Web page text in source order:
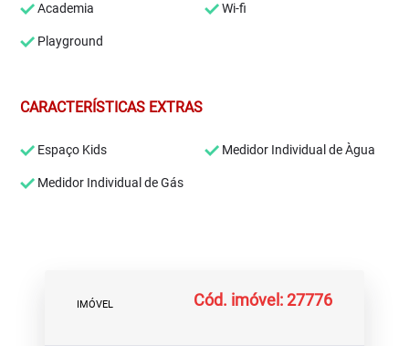
Academia Wi-fi
Playground
CARACTERÍSTICAS EXTRAS
Espaço Kids Medidor Individual de Àgua
Medidor Individual de Gás
IMÓVEL Cód. imóvel: 27776